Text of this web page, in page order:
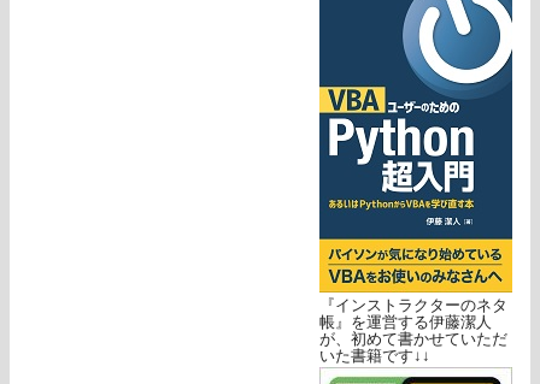
『インストラクターのネタ
帳』を運営する伊藤潔人
が、初めて書かせていただ
いた書籍です↓↓